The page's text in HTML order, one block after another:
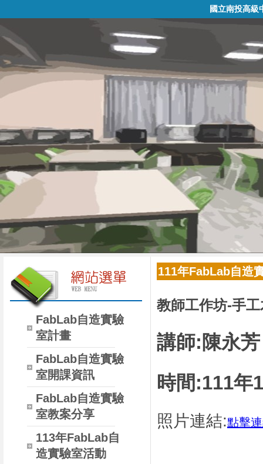
國立南投高級
FabLab自造實驗
室計畫
FabLab自造實驗
室開課資訊
FabLab自造實驗
室教案分享
113年FabLab自
造實驗室活動
111年FabLab自造
教師工作坊-手
講師:陳永
時間:111年
照片連結:點擊